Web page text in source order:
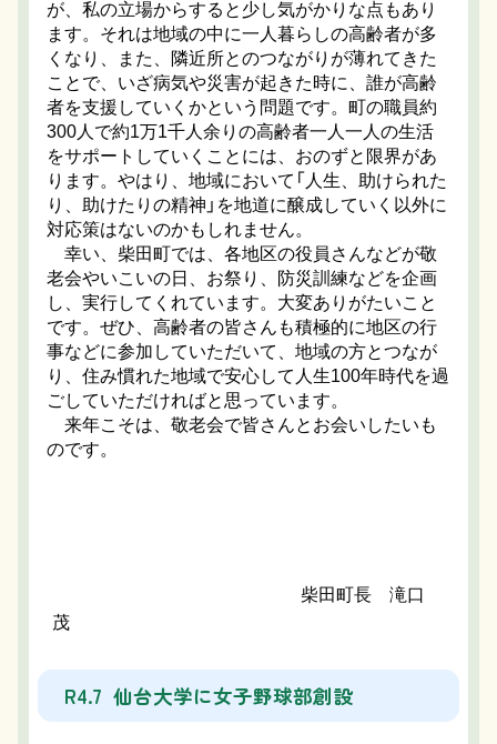
が、私の立場からすると少し気がかりな点もあり
ます。それは地域の中に一人暮らしの高齢者が多
くなり、また、隣近所とのつながりが薄れてきた
ことで、いざ病気や災害が起きた時に、誰が高齢
者を支援していくかという問題です。町の職員約
300人で約1万1千人余りの高齢者一人一人の生活
をサポートしていくことには、おのずと限界があ
ります。やはり、地域において「人生、助けられた
り、助けたりの精神」を地道に醸成していく以外に
対応策はないのかもしれません。
幸い、柴田町では、各地区の役員さんなどが敬
老会やいこいの日、お祭り、防災訓練などを企画
し、実行してくれています。大変ありがたいこと
です。ぜひ、高齢者の皆さんも積極的に地区の行
事などに参加していただいて、地域の方とつなが
り、住み慣れた地域で安心して人生100年時代を過
ごしていただければと思っています。
来年こそは、敬老会で皆さんとお会いしたいも
のです。
柴田町長 滝口
茂
R4.7 仙台大学に女子野球部創設